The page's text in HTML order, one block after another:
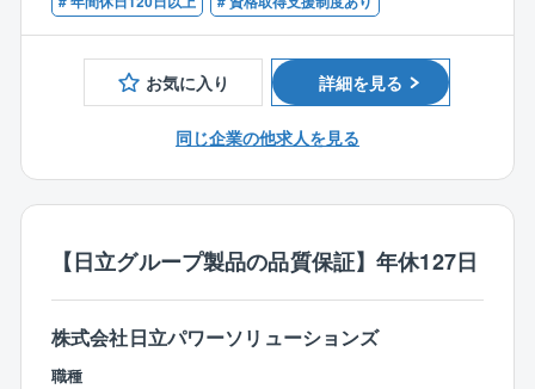
■具体的には
頼を受けた建築物の現場責任者として常駐し、屋内電
気設備工事の新設、保守、改修工事の責任者としても
携わっていただきます。
・客先折衝
・緊急対応
・業者立会業務
■残業平均：35時間
お気に入り 詳細を見る
同じ企業の他求人を見る
【日立グループ製品の品質保証】年休127日
株式会社日立パワーソリューションズ
職種